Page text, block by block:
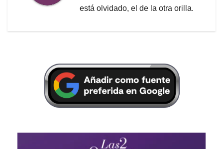
está olvidado, el de la otra orilla.